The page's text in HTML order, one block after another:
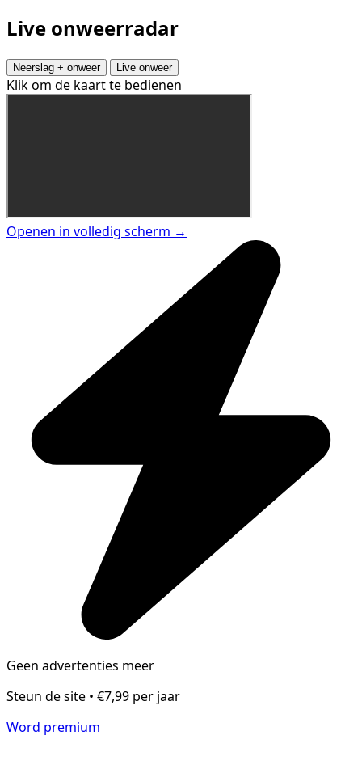
Live onweerradar
Neerslag + onweer Live onweer
Klik om de kaart te bedienen
Openen in volledig scherm →
Geen advertenties meer
Steun de site • €7,99 per jaar
Word premium